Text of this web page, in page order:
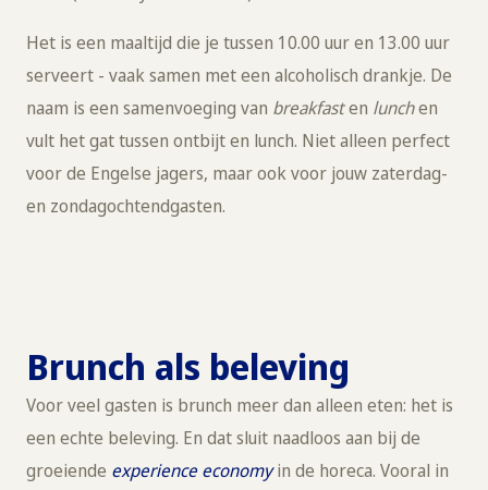
Het is een maaltijd die je tussen 10.00 uur en 13.00 uur
serveert - vaak samen met een alcoholisch drankje. De
naam is een samenvoeging van breakfasten lunchen
vult het gat tussen ontbijt en lunch. Niet alleen perfect
voor de Engelse jagers, maar ook voor jouw zaterdag-
en zondagochtendgasten.
Brunch als beleving
Voor veel gasten is brunch meer dan alleen eten: het is
een echte beleving. En dat sluit naadloos aan bij de
groeiende experience economyin de horeca. Vooral in